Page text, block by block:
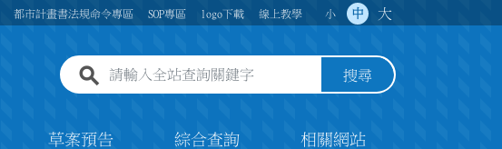
都市計畫書法規命令專區 SOP專區 logo下載 線上教學 小 中 大
全站查詢關鍵字欄位 搜尋
草案預告 綜合查詢 相關網站